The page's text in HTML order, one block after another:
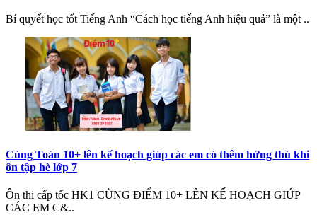
Bí quyết học tốt Tiếng Anh “Cách học tiếng Anh hiệu quả” là một ..
Cùng Toán 10+ lên kế hoạch giúp các em có thêm hứng thú khi
ôn tập hè lớp 7
Ôn thi cấp tốc HK1 CÙNG ĐIỂM 10+ LÊN KẾ HOẠCH GIÚP
CÁC EM C&..